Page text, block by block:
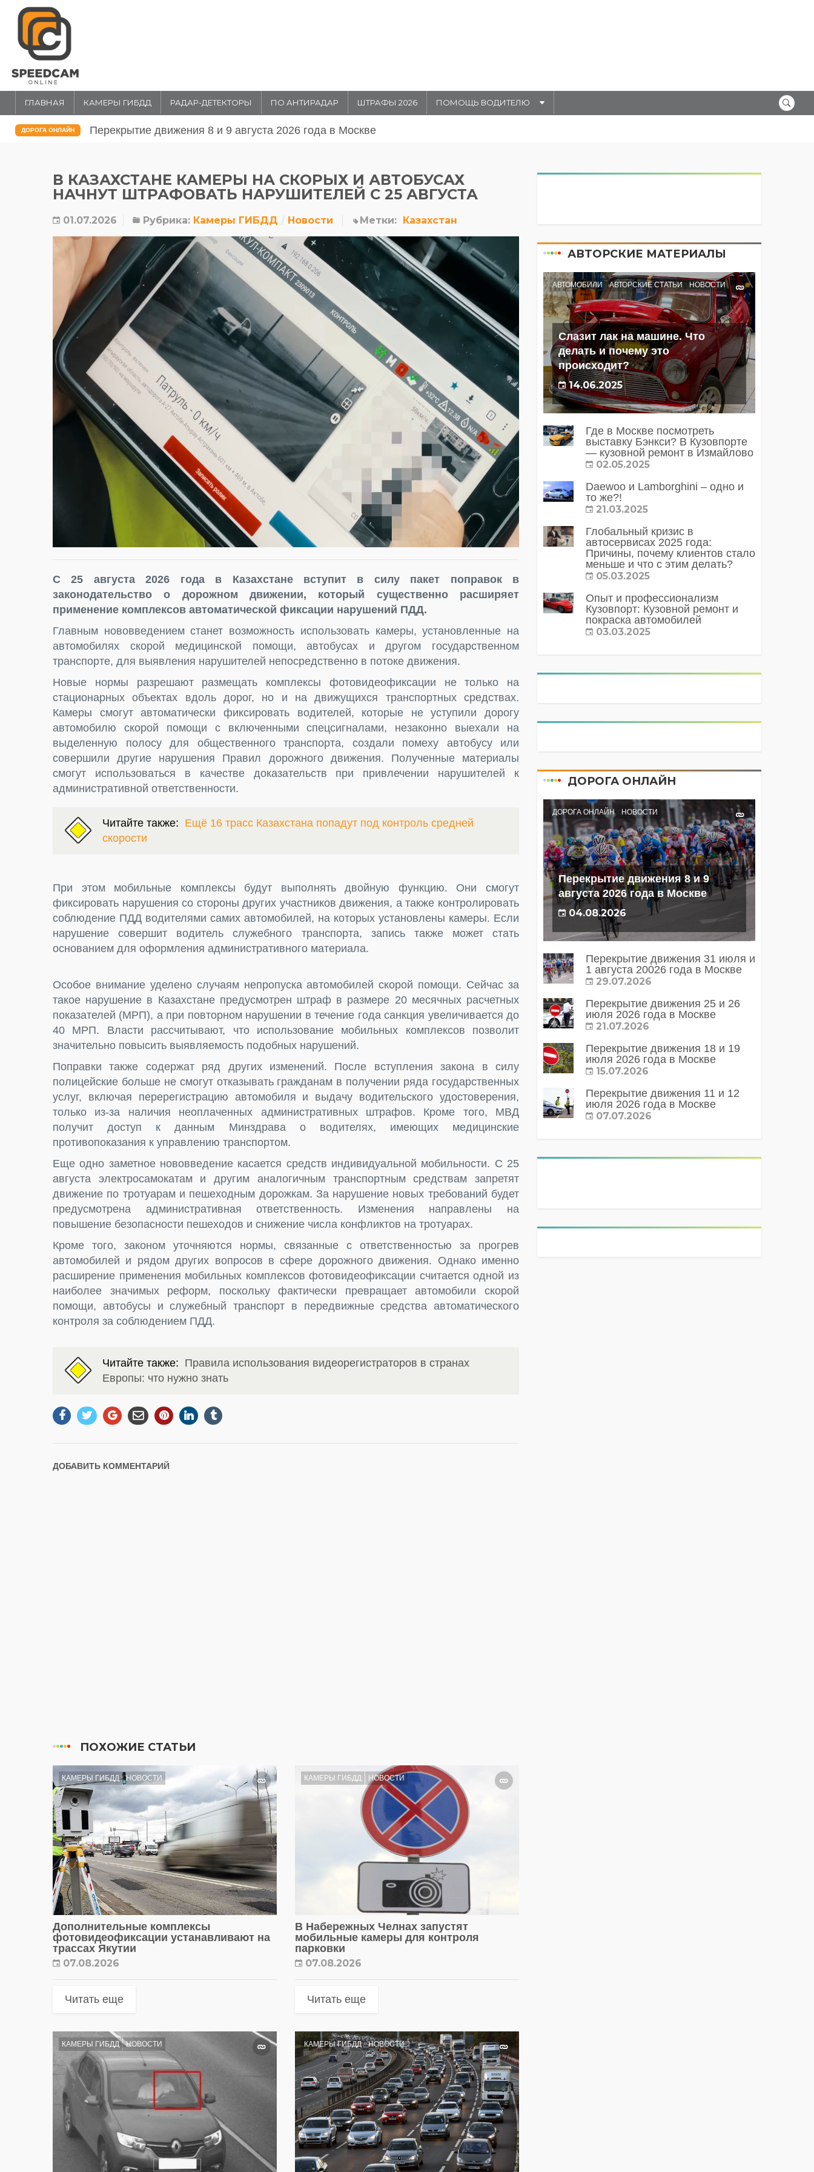
ГЛАВНАЯ КАМЕРЫ ГИБДД РАДАР-ДЕТЕКТОРЫ ПО АНТИРАДАР ШТРАФЫ 2026 ПОМОЩЬ ВОДИТЕЛЮ
ДОРОГА ОНЛАЙН Перекрытие движения 31 июля и 1 августа 20026 года в Москве
В КАЗАХСТАНЕ КАМЕРЫ НА СКОРЫХ И АВТОБУСАХ
НАЧНУТ ШТРАФОВАТЬ НАРУШИТЕЛЕЙ С 25 АВГУСТА
01.07.2026 Рубрика: Камеры ГИБДД Новости Метки: Казахстан
С 25 августа 2026 года в Казахстане вступит в силу пакет поправок в
законодательство о дорожном движении, который существенно расширяет
применение комплексов автоматической фиксации нарушений ПДД.
Главным нововведением станет возможность использовать камеры, установленные на
автомобилях скорой медицинской помощи, автобусах и другом государственном
транспорте, для выявления нарушителей непосредственно в потоке движения.
Новые нормы разрешают размещать комплексы фотовидеофиксации не только на
стационарных объектах вдоль дорог, но и на движущихся транспортных средствах.
Камеры смогут автоматически фиксировать водителей, которые не уступили дорогу
автомобилю скорой помощи с включенными спецсигналами, незаконно выехали на
выделенную полосу для общественного транспорта, создали помеху автобусу или
совершили другие нарушения Правил дорожного движения. Полученные материалы
смогут использоваться в качестве доказательств при привлечении нарушителей к
административной ответственности.
Читайте также: Ещё 16 трасс Казахстана попадут под контроль средней
скорости
При этом мобильные комплексы будут выполнять двойную функцию. Они смогут
фиксировать нарушения со стороны других участников движения, а также контролировать
соблюдение ПДД водителями самих автомобилей, на которых установлены камеры. Если
нарушение совершит водитель служебного транспорта, запись также может стать
основанием для оформления административного материала.
Особое внимание уделено случаям непропуска автомобилей скорой помощи. Сейчас за
такое нарушение в Казахстане предусмотрен штраф в размере 20 месячных расчетных
показателей (МРП), а при повторном нарушении в течение года санкция увеличивается до
40 МРП. Власти рассчитывают, что использование мобильных комплексов позволит
значительно повысить выявляемость подобных нарушений.
Поправки также содержат ряд других изменений. После вступления закона в силу
полицейские больше не смогут отказывать гражданам в получении ряда государственных
услуг, включая перерегистрацию автомобиля и выдачу водительского удостоверения,
только из-за наличия неоплаченных административных штрафов. Кроме того, МВД
получит доступ к данным Минздрава о водителях, имеющих медицинские
противопоказания к управлению транспортом.
Еще одно заметное нововведение касается средств индивидуальной мобильности. С 25
августа электросамокатам и другим аналогичным транспортным средствам запретят
движение по тротуарам и пешеходным дорожкам. За нарушение новых требований будет
предусмотрена административная ответственность. Изменения направлены на
повышение безопасности пешеходов и снижение числа конфликтов на тротуарах.
Кроме того, законом уточняются нормы, связанные с ответственностью за прогрев
автомобилей и рядом других вопросов в сфере дорожного движения. Однако именно
расширение применения мобильных комплексов фотовидеофиксации считается одной из
наиболее значимых реформ, поскольку фактически превращает автомобили скорой
помощи, автобусы и служебный транспорт в передвижные средства автоматического
контроля за соблюдением ПДД.
Читайте также: Правила использования видеорегистраторов в странах
Европы: что нужно знать
ДОБАВИТЬ КОММЕНТАРИЙ
ПОХОЖИЕ СТАТЬИ
КАМЕРЫ ГИБДД НОВОСТИ
Дополнительные комплексы
фотовидеофиксации устанавливают на
трассах Якутии
07.08.2026
Читать еще
КАМЕРЫ ГИБДД НОВОСТИ
В Набережных Челнах запустят
мобильные камеры для контроля
парковки
07.08.2026
Читать еще
КАМЕРЫ ГИБДД НОВОСТИ КАМЕРЫ ГИБДД НОВОСТИ
АВТОРСКИЕ МАТЕРИАЛЫ
АВТОМОБИЛИ АВТОРСКИЕ СТАТЬИ НОВОСТИ
Слазит лак на машине. Что
делать и почему это
происходит?
14.06.2025
Где в Москве посмотреть
выставку Бэнкси? В Кузовпорте
— кузовной ремонт в Измайлово
02.05.2025
Daewoo и Lamborghini – одно и
то же?!
21.03.2025
Глобальный кризис в
автосервисах 2025 года:
Причины, почему клиентов стало
меньше и что с этим делать?
05.03.2025
Опыт и профессионализм
Кузовпорт: Кузовной ремонт и
покраска автомобилей
03.03.2025
ДОРОГА ОНЛАЙН
ДОРОГА ОНЛАЙН НОВОСТИ
Перекрытие движения 8 и 9
августа 2026 года в Москве
04.08.2026
Перекрытие движения 31 июля и
1 августа 20026 года в Москве
29.07.2026
Перекрытие движения 25 и 26
июля 2026 года в Москве
21.07.2026
Перекрытие движения 18 и 19
июля 2026 года в Москве
15.07.2026
Перекрытие движения 11 и 12
июля 2026 года в Москве
07.07.2026